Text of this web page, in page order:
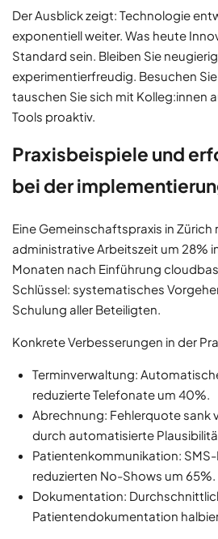
Der Ausblick zeigt: Technologie
exponentiell weiter. Was heute
Standard sein. Bleiben Sie
experimentierfreudig. Besuchen
tauschen Sie sich mit Kolleg:innen
Tools proaktiv.
Praxisbeispiele und
bei der
Eine Gemeinschaftspraxis in Zürich
administrative Arbeitszeit um 28%
Monaten nach Einführung
Schlüssel: systematisches
Schulung aller Beteiligten.
Konkrete Verbesserungen in der
Terminverwaltung:
reduzierte Telefonate um 40%.
Abrechnung: Fehlerquote sank
durch automatisierte
Patientenkommunikation:
reduzierten No-Shows um 65%.
Dokumentation:
Patientendokumentation